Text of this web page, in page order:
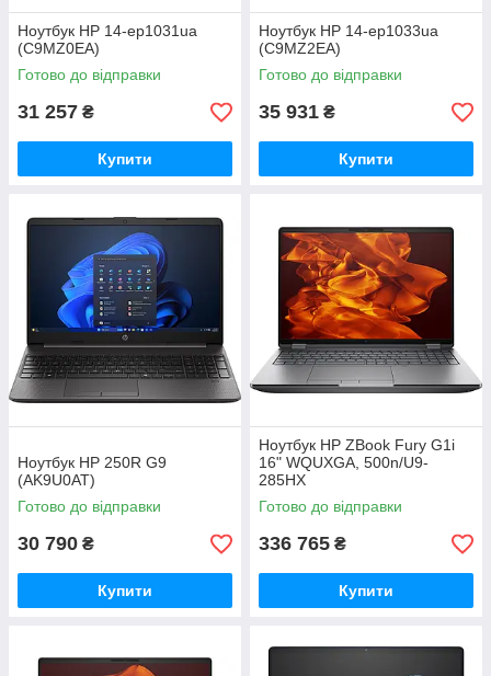
Ноутбук HP 14-ep1031ua
(C9MZ0EA)
Готово до відправки
31 257 ₴
Купити
Ноутбук HP 14-ep1033ua
(C9MZ2EA)
Готово до відправки
35 931 ₴
Купити
Ноутбук HP 250R G9
(AK9U0AT)
Готово до відправки
30 790 ₴
Купити
Ноутбук HP ZBook Fury G1i
16" WQUXGA, 500n/U9-
285HX
(5.5)/128Gb/SSD4Tb/RTX
PRO 4000,16GB/FPS/
Готово до відправки
336 765 ₴
Купити